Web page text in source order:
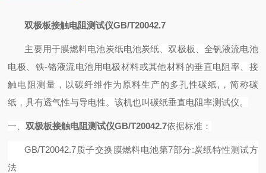
双极板接触电阻测试仪GB/T20042.7
主要用于膜燃料电池炭纸电池炭纸、双极板、 全钒液流电池
电极、 铁-铬液流电池用电极材料或其他材料的垂直电阻率、接
触电阻测量，以碳纤维作为原料生产的多孔性碳纸, ，简称碳
纸，具有透气性与导电性。该机也叫碳纸垂直电阻率测试仪。
一、双极板接触电阻测试仪GB/T20042.7依据标准：
GB/T20042.7质子交换膜燃料电池第7部分:炭纸特性测试方
法